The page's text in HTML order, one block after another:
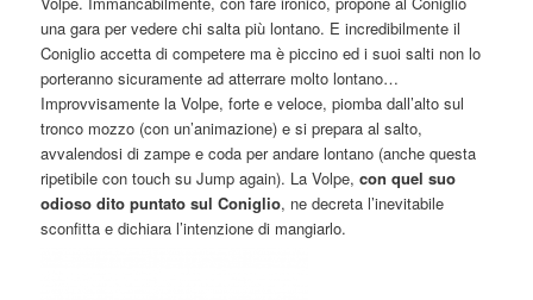
una gara per vedere chi salta più lontano. E incredibilmente il
Coniglio accetta di competere ma è piccino ed i suoi salti non lo
porteranno sicuramente ad atterrare molto lontano…
Improvvisamente la Volpe, forte e veloce, piomba dall’alto sul
tronco mozzo (con un’animazione) e si prepara al salto,
avvalendosi di zampe e coda per andare lontano (anche questa
ripetibile con touch su Jump again). La Volpe,con quel suo
odioso dito puntato sul Coniglio, ne decreta l’inevitabile
sconfitta e dichiara l’intenzione di mangiarlo.